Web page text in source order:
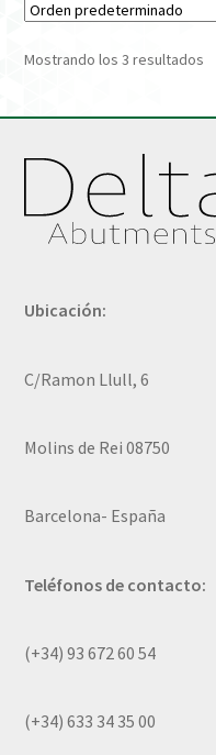
Mostrando los 3 resultados
Ubicación:
C/Ramon Llull, 6
Molins de Rei 08750
Barcelona- España
Teléfonos de contacto:
(+34) 93 672 60 54
(+34) 633 34 35 00